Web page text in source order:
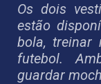
Os dois
estão
bola, treinar
futebol.
guardar